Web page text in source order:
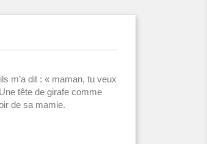
m’a dit : « maman, tu veux
tête de girafe comme
de sa mamie.